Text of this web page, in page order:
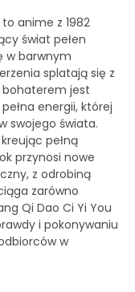
anime z 1982
świat pełen
w barwnym
splatają się z
bohaterem jest
energii, której
swojego świata.
pełną
przynosi nowe
z odrobiną
zarówno
Qi Dao Ci Yi You
i pokonywaniu
w